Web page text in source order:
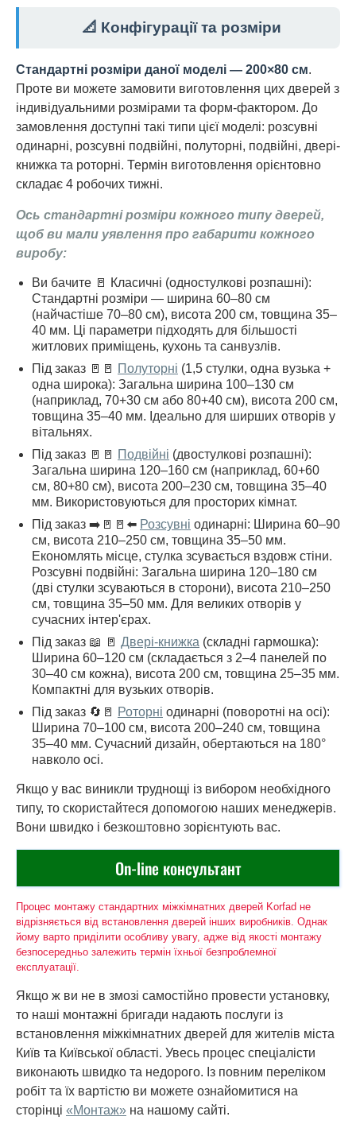
📐 Конфігурації та розміри
Стандартні розміри даної моделі — 200×80 см.
Проте ви можете замовити виготовлення цих дверей з
індивідуальними розмірами та форм-фактором. До
замовлення доступні такі типи цієї моделі: розсувні
одинарні, розсувні подвійні, полуторні, подвійні, двері-
книжка та роторні. Термін виготовлення орієнтовно
складає 4 робочих тижні.
Ось стандартні розміри кожного типу дверей,
щоб ви мали уявлення про габарити кожного
виробу:
Ви бачите 🚪 Класичні (одностулкові розпашні):
Стандартні розміри — ширина 60–80 см
(найчастіше 70–80 см), висота 200 см, товщина 35–
40 мм. Ці параметри підходять для більшості
житлових приміщень, кухонь та санвузлів.
Під заказ 🚪🚪 Полуторні (1,5 стулки, одна вузька +
одна широка): Загальна ширина 100–130 см
(наприклад, 70+30 см або 80+40 см), висота 200 см,
товщина 35–40 мм. Ідеально для ширших отворів у
вітальнях.
Під заказ 🚪🚪 Подвійні (двостулкові розпашні):
Загальна ширина 120–160 см (наприклад, 60+60
см, 80+80 см), висота 200–230 см, товщина 35–40
мм. Використовуються для просторих кімнат.
Під заказ ➡️🚪🚪⬅️ Розсувні одинарні: Ширина 60–90
см, висота 210–250 см, товщина 35–50 мм.
Економлять місце, стулка зсувається вздовж стіни.
Розсувні подвійні: Загальна ширина 120–180 см
(дві стулки зсуваються в сторони), висота 210–250
см, товщина 35–50 мм. Для великих отворів у
сучасних інтер'єрах.
Під заказ 📖 🚪 Двері-книжка (складні гармошка):
Ширина 60–120 см (складається з 2–4 панелей по
30–40 см кожна), висота 200 см, товщина 25–35 мм.
Компактні для вузьких отворів.
Під заказ 🔄🚪 Роторні одинарні (поворотні на осі):
Ширина 70–100 см, висота 200–240 см, товщина
35–40 мм. Сучасний дизайн, обертаються на 180°
навколо осі.
Якщо у вас виникли труднощі із вибором необхідного
типу, то скористайтеся допомогою наших менеджерів.
Вони швидко і безкоштовно зорієнтують вас.
On-line консультант
Процес монтажу стандартних міжкімнатних дверей Korfad не
відрізняється від встановлення дверей інших виробників. Однак
йому варто приділити особливу увагу, адже від якості монтажу
безпосередньо залежить термін їхньої безпроблемної
експлуатації.
Якщо ж ви не в змозі самостійно провести установку,
то наші монтажні бригади надають послуги із
встановлення міжкімнатних дверей для жителів міста
Київ та Київської області. Увесь процес спеціалісти
виконають швидко та недорого. Із повним переліком
робіт та їх вартістю ви можете ознайомитися на
сторінці «Монтаж» на нашому сайті.